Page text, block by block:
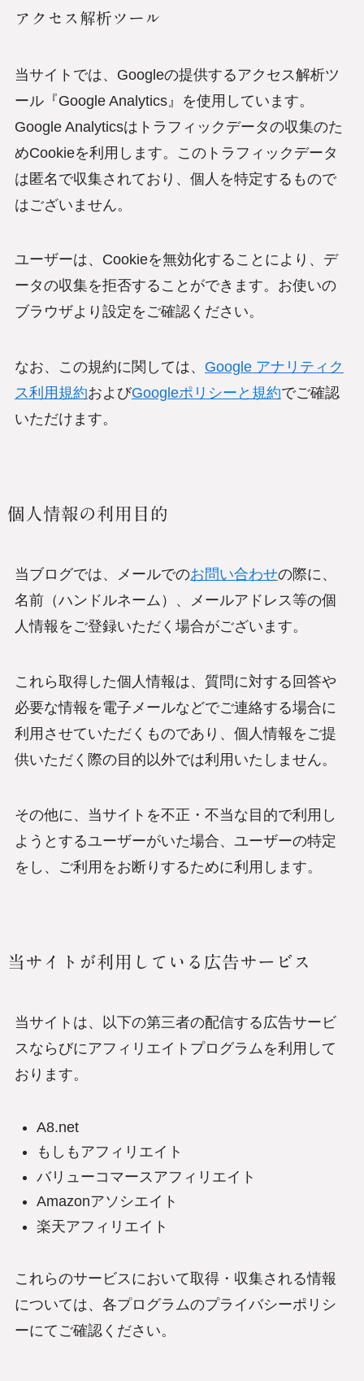
アクセス解析ツール
当サイトでは、Googleの提供するアクセス解析ツ
ール『Google Analytics』を使用しています。
Google Analyticsはトラフィックデータの収集のた
めCookieを利用します。このトラフィックデータ
は匿名で収集されており、個人を特定するもので
はございません。
ユーザーは、Cookieを無効化することにより、デ
ータの収集を拒否することができます。お使いの
ブラウザより設定をご確認ください。
なお、この規約に関しては、 Google アナリティク
ス利用規約およびGoogleポリシーと規約でご確認
いただけます。
個人情報の利用目的
当ブログでは、メールでのお問い合わせの際に、
名前（ハンドルネーム）、メールアドレス等の個
人情報をご登録いただく場合がございます。
これら取得した個人情報は、質問に対する回答や
必要な情報を電子メールなどでご連絡する場合に
利用させていただくものであり、個人情報をご提
供いただく際の目的以外では利用いたしません。
その他に、当サイトを不正・不当な目的で利用し
ようとするユーザーがいた場合、ユーザーの特定
をし、ご利用をお断りするために利用します。
当サイトが利用している広告サービス
当サイトは、以下の第三者の配信する広告サービ
スならびにアフィリエイトプログラムを利用して
おります。
A8.net
もしもアフィリエイト
バリューコマースアフィリエイト
Amazonアソシエイト
楽天アフィリエイト
これらのサービスにおいて取得・収集される情報
については、各プログラムのプライバシーポリシ
ーにてご確認ください。